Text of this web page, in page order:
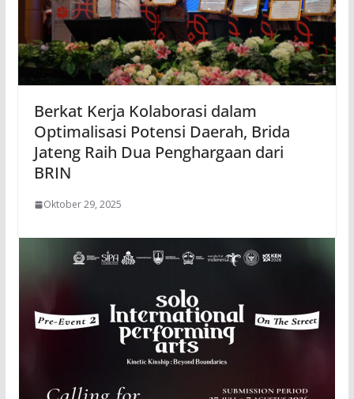
Berkat Kerja Kolaborasi dalam
Optimalisasi Potensi Daerah, Brida
Jateng Raih Dua Penghargaan dari
BRIN
Oktober 29, 2025